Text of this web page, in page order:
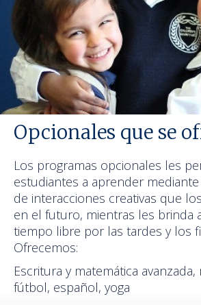
Opcionales que se
Los programas opcionales les
estudiantes a aprender
de interacciones creativas que
en el futuro, mientras les brinda
tiempo libre por las tardes y los
Ofrecemos:
Escritura y matemática
fútbol, español, yoga